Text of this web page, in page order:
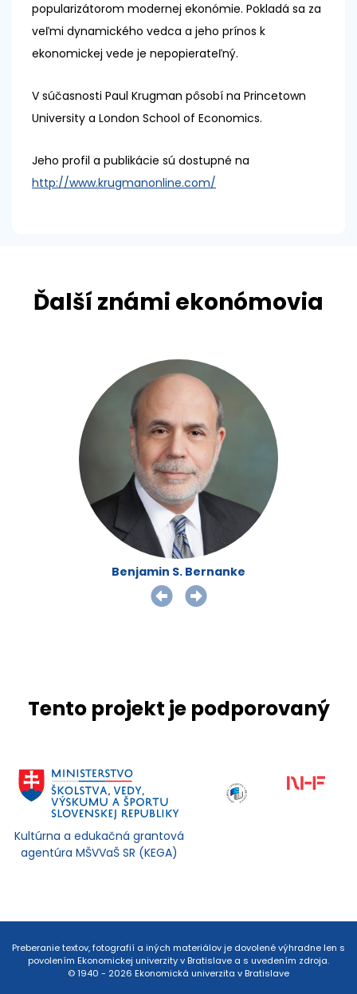
popularizátorom modernej ekonómie. Pokladá sa za
veľmi dynamického vedca a jeho prínos k
ekonomickej vede je nepopierateľný.
V súčasnosti Paul Krugman pôsobí na Princetown
University a London School of Economics.
Jeho profil a publikácie sú dostupné na
http://www.krugmanonline.com/
Ďalší známi ekonómovia
Benjamin S. Bernanke
Tento projekt je podporovaný
Kultúrna a edukačná grantová
agentúra MŠVVaŠ SR (KEGA)
Preberanie textov, fotografií a iných materiálov je dovolené výhradne len s
povolením Ekonomickej univerzity v Bratislave a s uvedením zdroja.
© 1940 - 2026 Ekonomická univerzita v Bratislave